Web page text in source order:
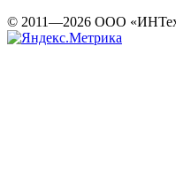
© 2011—2026 ООО